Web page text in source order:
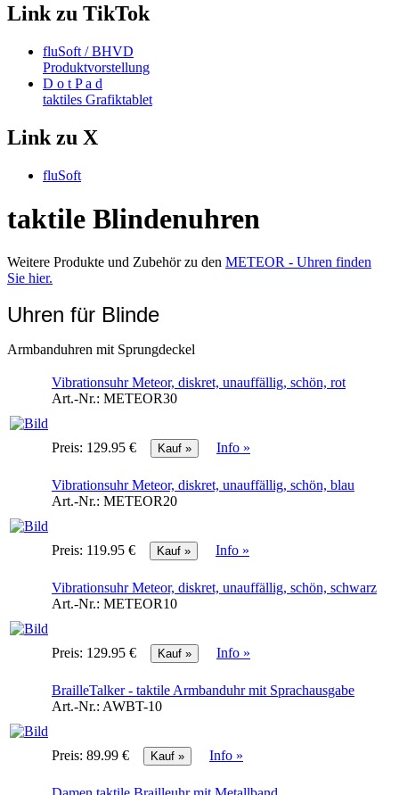
Link zu TikTok
fluSoft / BHVD
Produktvorstellung
D o t P a d
taktiles Grafiktablet
Link zu X
fluSoft
taktile Blindenuhren
Weitere Produkte und Zubehör zu den METEOR - Uhren finden
Sie hier.
Uhren für Blinde
Armbanduhren mit Sprungdeckel
Vibrationsuhr Meteor, diskret, unauffällig, schön, rot
Art.-Nr.: METEOR30
Preis: 129.95 € Info »
Vibrationsuhr Meteor, diskret, unauffällig, schön, blau
Art.-Nr.: METEOR20
Preis: 119.95 € Info »
Vibrationsuhr Meteor, diskret, unauffällig, schön, schwarz
Art.-Nr.: METEOR10
Preis: 129.95 € Info »
BrailleTalker - taktile Armbanduhr mit Sprachausgabe
Art.-Nr.: AWBT-10
Preis: 89.99 € Info »